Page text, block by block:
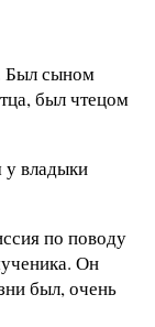
Был сыном
был чтецом
владыки
по поводу
Он
был, очень